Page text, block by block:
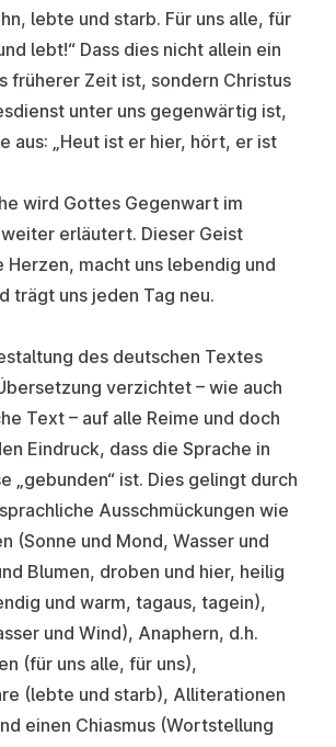
lebte und starb. Für uns alle, für
lebt!“ Dass dies nicht allein ein
früherer Zeit ist, sondern Christus
unter uns gegenwärtig ist,
aus: „Heut ist er hier, hört, er ist
wird Gottes Gegenwart im
erläutert. Dieser Geist
Herzen, macht uns lebendig und
trägt uns jeden Tag neu.
des deutschen Textes
verzichtet – wie auch
Text – auf alle Reime und doch
Eindruck, dass die Sprache in
„gebunden“ ist. Dies gelingt durch
Ausschmückungen wie
(Sonne und Mond, Wasser und
Blumen, droben und hier, heilig
und warm, tagaus, tagein),
und Wind), Anaphern, d.h.
(für uns alle, für uns),
(lebte und starb), Alliterationen
einen Chiasmus (Wortstellung